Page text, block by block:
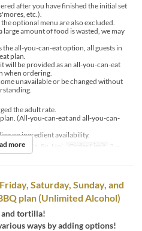
after you have finished the initial set
etc.).
optional menu are also excluded.
large amount of food is wasted, we may
all-you-can-eat option, all guests in
plan.
will be provided as an all-you-can-eat
when ordering.
unavailable or be changed without
the adult rate.
(All-you-can-eat and all-you-can-
on ingredient availability.
Days Sa, Su, Hol Order Limit 2 ~
more
Saturday, Sunday, and
plan (Unlimited Alcohol)
and tortilla!
ways by adding options!